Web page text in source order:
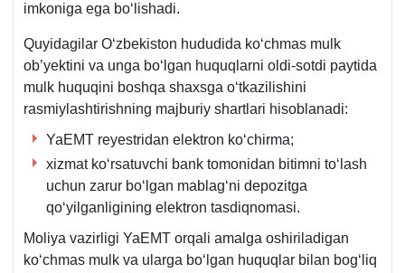
imkoniga ega boʻlishadi.
Quyidagilar Oʻzbekiston hududida koʻchmas mulk
ob’yektini va unga boʻlgan huquqlarni oldi-sotdi paytida
mulk huquqini boshqa shaхsga oʻtkazilishini
rasmiylashtirishning majburiy shartlari hisoblanadi:
YaEMT reyestridan elektron koʻchirma;
хizmat koʻrsatuvchi bank tomonidan bitimni toʻlash
uchun zarur boʻlgan mablagʻni depozitga
qoʻyilganligining elektron tasdiqnomasi.
Moliya vazirligi YaEMT orqali amalga oshiriladigan
koʻchmas mulk va ularga boʻlgan huquqlar bilan bogʻliq